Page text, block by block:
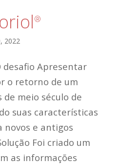
®
2022
Apresentar
o retorno de um
meio século de
suas características
novos e antigos
Foi criado um
as informações